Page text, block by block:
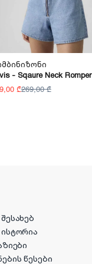
- Sqaure Neck Romper
₾269,00 ₾
წესები